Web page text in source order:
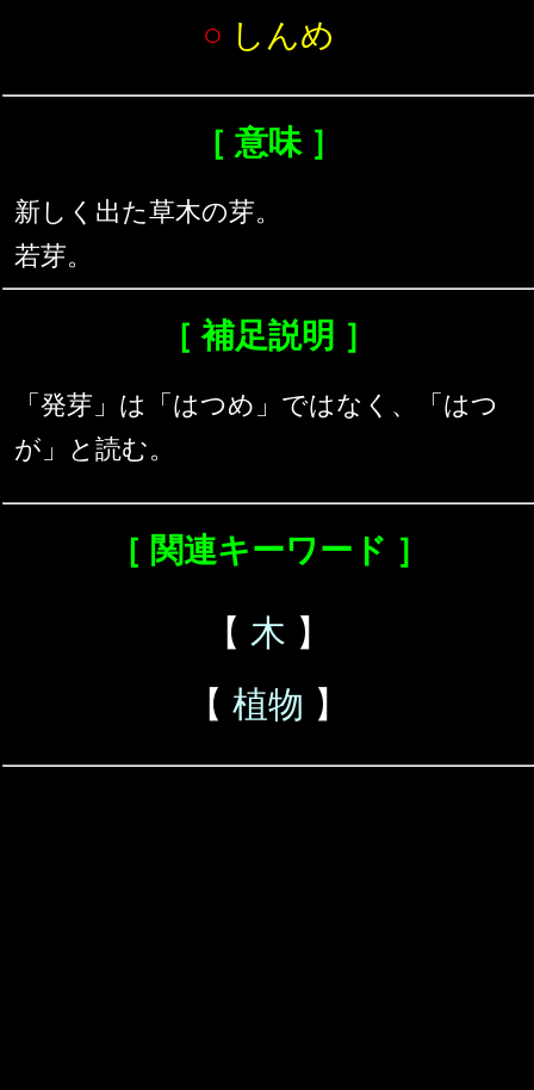
○ しんめ
［ 意味 ］
新しく出た草木の芽。
若芽。
［ 補足説明 ］
「発芽」は「はつめ」ではなく、「はつ
が」と読む。
［ 関連キーワード ］
【 木 】
【 植物 】